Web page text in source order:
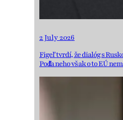
2 July 2026
Figeľ tvrdí, že dialóg s
Podľa neho však o to EÚ